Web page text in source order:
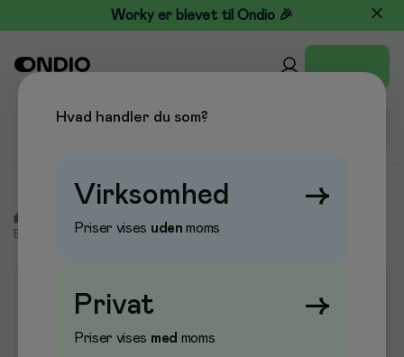
Worky er blevet til Ondio 🎉
Brevordnere/Ringordner
Hvad handler du som?
Virksomhed →
Priser vises uden moms
Privat →
Priser vises med moms